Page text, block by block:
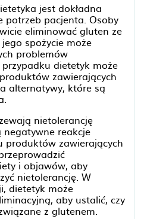
jest dokładna
potrzeb pacjenta. Osoby
eliminować gluten ze
spożycie może
problemów
dietetyk może
zawierających
alternatywy, które są
nietolerancję
reakcje
produktów zawierających
i objawów, aby
nietolerancję. W
dietetyk może
aby ustalić, czy
z glutenem.